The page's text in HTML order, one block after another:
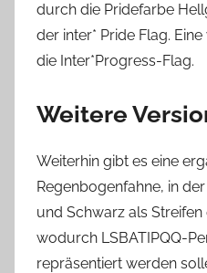
durch die Pridefarbe
der inter* Pride Flag.
die Inter*Progress-Flag.
Weitere
Weiterhin gibt es eine
Regenbogenfahne, in
und Schwarz als
wodurch LSBATIPQQ-
repräsentiert werden